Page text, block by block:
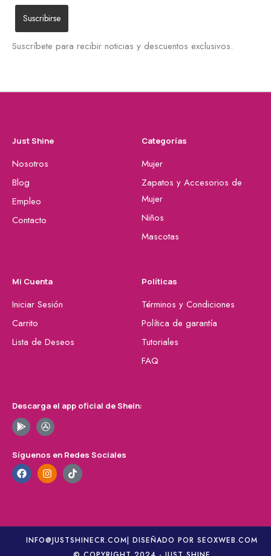
Suscríbete para recibir noticias y descuentos exclusivos.
Just Shine
Nosotros
Blog
Empleo
Contacto
Categorías
Mujer
Zapatos y Accesorios de
Mujer
Niños
Mascotas
Mi Cuenta
Iniciar Sesión
Carrito
Lista de Deseos
Políticas
Términos y Condiciones
Política de garantía
Tutoriales
FAQ
Descarga el app oficial de Shein:
Síguenos en Redes Sociales
INFO@JUSTSHINECR.COM| DISEÑADO POR SEOXWEB.COM